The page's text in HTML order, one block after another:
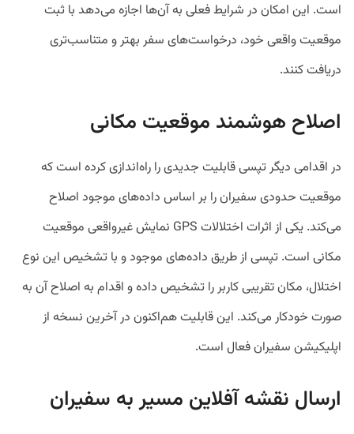
است. این امکان در شرایط فعلی به آن‌ها اجازه می‌دهد با ثبت
موقعیت واقعی خود، درخواست‌های سفر بهتر و متناسب‌تری
دریافت کنند.
اصلاح هوشمند موقعیت مکانی
در اقدامی دیگر تپسی قابلیت جدیدی را راه‌اندازی کرده است که
موقعیت حدودی سفیران را بر اساس داده‌های موجود اصلاح
می‌کند. یکی از اثرات اختلالات GPS نمایش غیرواقعی موقعیت
مکانی است. تپسی از طریق داده‌های موجود و با تشخیص این نوع
اختلال، مکان تقریبی کاربر را تشخیص داده و اقدام به اصلاح آن به
صورت خودکار می‌کند. این قابلیت هم‌اکنون در آخرین نسخه از
اپلیکیشن سفیران فعال است.
ارسال نقشه آفلاین مسیر به سفیران